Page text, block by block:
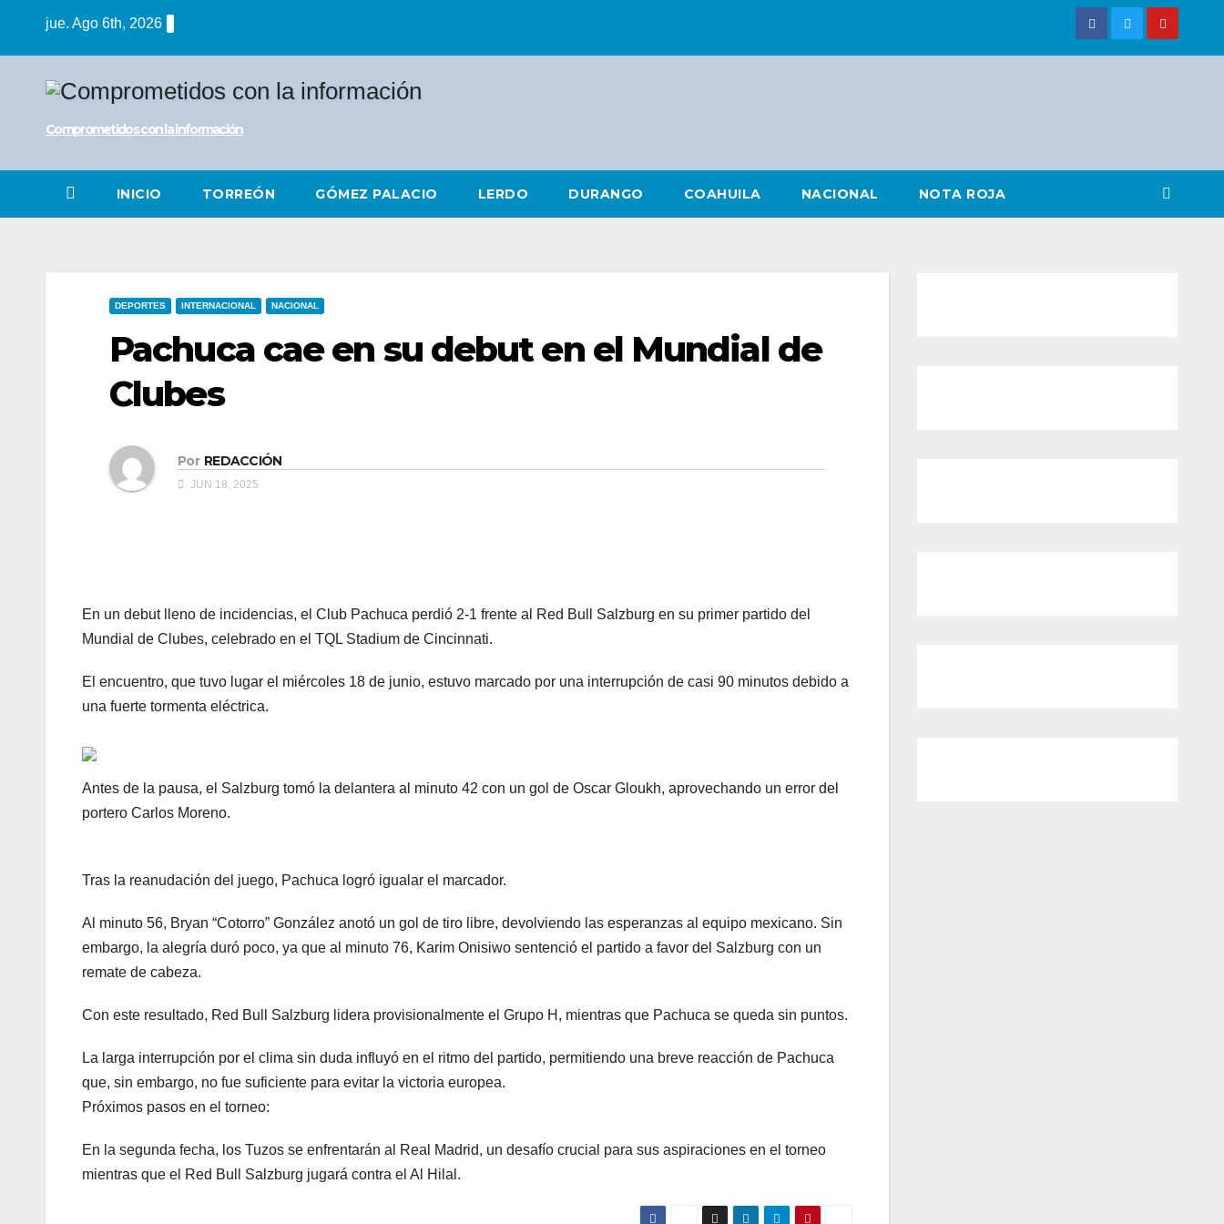
jue. Ago 6th, 2026
Comprometidos con la información
INICIO TORREÓN GÓMEZ PALACIO LERDO DURANGO COAHUILA NACIONAL NOTA ROJA
DEPORTES INTERNACIONAL NACIONAL
Pachuca cae en su debut en el Mundial de
Clubes
Por REDACCIÓN
JUN 18, 2025
En un debut lleno de incidencias, el Club Pachuca perdió 2-1 frente al Red Bull Salzburg en su primer partido del
Mundial de Clubes, celebrado en el TQL Stadium de Cincinnati.
El encuentro, que tuvo lugar el miércoles 18 de junio, estuvo marcado por una interrupción de casi 90 minutos debido a
una fuerte tormenta eléctrica.
Antes de la pausa, el Salzburg tomó la delantera al minuto 42 con un gol de Oscar Gloukh, aprovechando un error del
portero Carlos Moreno.
Tras la reanudación del juego, Pachuca logró igualar el marcador.
Al minuto 56, Bryan “Cotorro” González anotó un gol de tiro libre, devolviendo las esperanzas al equipo mexicano. Sin
embargo, la alegría duró poco, ya que al minuto 76, Karim Onisiwo sentenció el partido a favor del Salzburg con un
remate de cabeza.
Con este resultado, Red Bull Salzburg lidera provisionalmente el Grupo H, mientras que Pachuca se queda sin puntos.
La larga interrupción por el clima sin duda influyó en el ritmo del partido, permitiendo una breve reacción de Pachuca
que, sin embargo, no fue suficiente para evitar la victoria europea.
Próximos pasos en el torneo:
En la segunda fecha, los Tuzos se enfrentarán al Real Madrid, un desafío crucial para sus aspiraciones en el torneo
mientras que el Red Bull Salzburg jugará contra el Al Hilal.